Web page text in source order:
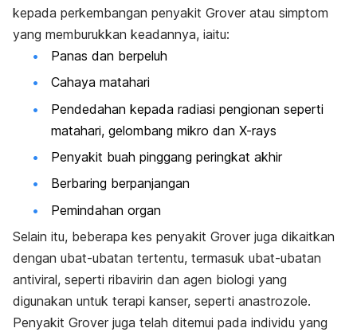
kepada perkembangan penyakit Grover atau simptom
yang memburukkan keadannya, iaitu:
Panas dan berpeluh
Cahaya matahari
Pendedahan kepada radiasi pengionan seperti
matahari, gelombang mikro dan X-rays
Penyakit buah pinggang peringkat akhir
Berbaring berpanjangan
Pemindahan organ
Selain itu, beberapa kes penyakit Grover juga dikaitkan
dengan ubat-ubatan tertentu, termasuk ubat-ubatan
antiviral, seperti ribavirin dan agen biologi yang
digunakan untuk terapi kanser, seperti anastrozole.
Penyakit Grover juga telah ditemui pada individu yang